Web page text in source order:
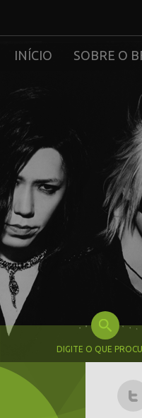
INÍCIO SOBRE O
DIGITE O QUE